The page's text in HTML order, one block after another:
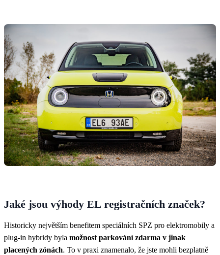
Jaké jsou výhody EL registračních značek?
Historicky největším benefitem speciálních SPZ pro elektromobily a
plug-in hybridy byla možnost parkování zdarma v jinak
placených zónách. To v praxi znamenalo, že jste mohli bezplatně